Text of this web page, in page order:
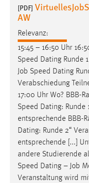
[PDF]
AW
Relevanz:
15:45 – 16:50 Uhr
Speed Dating Runde 1
Job Speed Dating
Verabschiedung
17:00 Uhr Wo? BBB-
Speed Dating: Runde
entsprechende BBB-
Dating: Runde 2“
entsprechende [...]
andere Studierende
Speed Dating – Job
Veranstaltung wird
Jahre,
Login
Name:
Zweck:
Dieser Cookie ist
einloggen zu
Cookie Laufzeit:
24 Stunden
STATISTIK